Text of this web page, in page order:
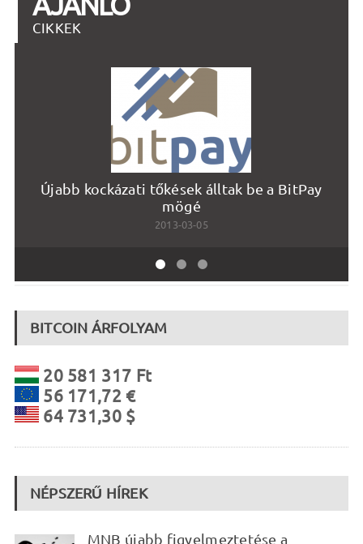
CIKKEK
Újabb kockázati tőkések álltak be a BitPay
mögé
2013-03-05
BITCOIN ÁRFOLYAM
20 581 317 Ft
56 171,72 €
64 731,30 $
NÉPSZERŰ HÍREK
MNB újabb figyelmeztetése a